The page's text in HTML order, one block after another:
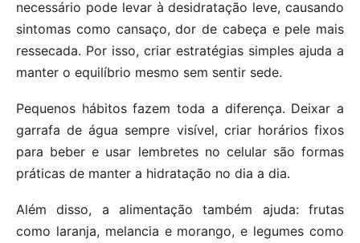
necessário pode levar à desidratação leve, causando
sintomas como cansaço, dor de cabeça e pele mais
ressecada. Por isso, criar estratégias simples ajuda a
manter o equilíbrio mesmo sem sentir sede.
Pequenos hábitos fazem toda a diferença. Deixar a
garrafa de água sempre visível, criar horários fixos
para beber e usar lembretes no celular são formas
práticas de manter a hidratação no dia a dia.
Além disso, a alimentação também ajuda: frutas
como laranja, melancia e morango, e legumes como